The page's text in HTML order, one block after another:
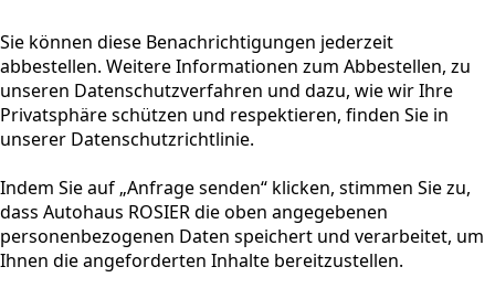
Sie können diese Benachrichtigungen jederzeit
abbestellen. Weitere Informationen zum Abbestellen, zu
unseren Datenschutzverfahren und dazu, wie wir Ihre
Privatsphäre schützen und respektieren, finden Sie in
unserer Datenschutzrichtlinie.
Indem Sie auf „Anfrage senden“ klicken, stimmen Sie zu,
dass Autohaus ROSIER die oben angegebenen
personenbezogenen Daten speichert und verarbeitet, um
Ihnen die angeforderten Inhalte bereitzustellen.